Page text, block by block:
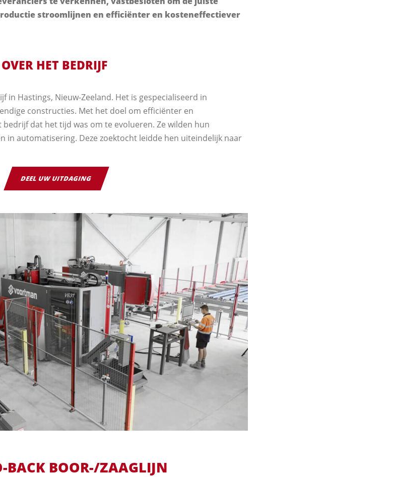
stroomlijnen en efficiënter en kosteneffectiever
OVER HET BEDRIJF
in Hastings, Nieuw-Zeeland. Het is gespecialiseerd in
constructies. Met het doel om efficiënter en
dat het tijd was om te evolueren. Ze wilden hun
in automatisering. Deze zoektocht leidde hen uiteindelijk naar
DEEL UW UITDAGING
BACK BOOR-/ZAAGLIJN